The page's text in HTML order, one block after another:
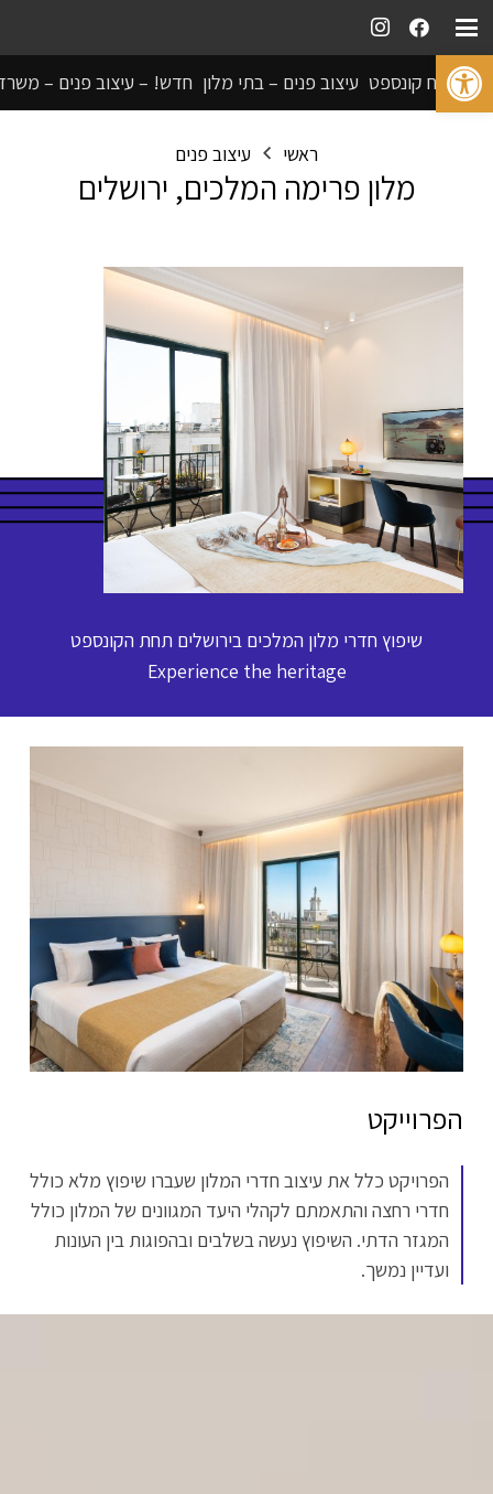
פתח סרגל נגישות
פיתוח קונספט עיצוב פנים – בתי מלון חדש! – עיצוב פנים –
ראשי עיצוב פנים
מלון פרימה המלכים, ירושלים
שיפוץ חדרי מלון המלכים בירושלים תחת הקונספט
Experience the heritage
הפרוייקט
הפרויקט כלל את עיצוב חדרי המלון שעברו שיפוץ מלא כולל
חדרי רחצה והתאמתם לקהלי היעד המגוונים של המלון כולל
המגזר הדתי. השיפוץ נעשה בשלבים ובהפוגות בין העונות
ועדיין נמשך.